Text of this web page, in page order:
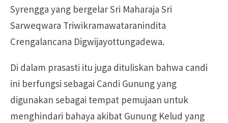
Syrengga yang bergelar Sri Maharaja Sri
Sarweqwara Triwikramawataranindita
Crengalancana Digwijayottungadewa.
Di dalam prasasti itu juga dituliskan bahwa candi
ini berfungsi sebagai Candi Gunung yang
digunakan sebagai tempat pemujaan untuk
menghindari bahaya akibat Gunung Kelud yang